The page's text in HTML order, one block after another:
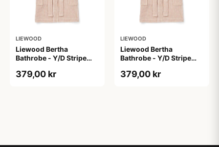
LIEWOOD
Liewood Bertha
Bathrobe - Y/D Stripe
la Creme
379,00 kr
LIEWOOD
Liewood Bertha
Bathrobe - Y/D Stripe
la Creme
379,00 kr